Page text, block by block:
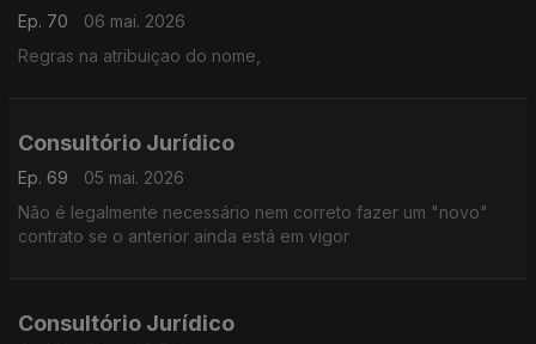
Ep. 70
06 mai. 2026
Regras na atribuiçao do nome,
Consultório Jurídico
Ep. 69
05 mai. 2026
Não é legalmente necessário nem correto fazer um "novo"
contrato se o anterior ainda está em vigor
Consultório Jurídico